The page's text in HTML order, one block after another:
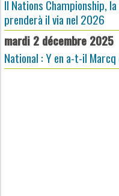
Il Nations Championship,
prenderà il via nel 2026
mardi 2 décembre 2025
National : Y en a-t-il